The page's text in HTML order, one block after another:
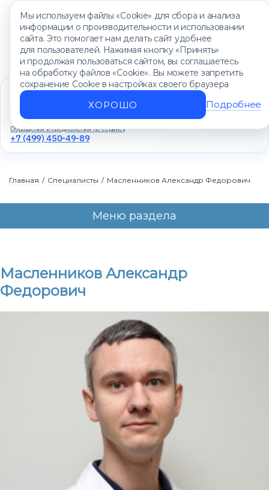
Мы используем файлы «Cookie» для сбора и анализа
информации о производительности и использовании
сайта. Это помогает нам делать сайт удобнее
для пользователей. Нажимая кнопку «Принять»
и продолжая пользоваться сайтом, вы соглашаетесь
на обработку файлов «Cookie». Вы можете запретить
сохранение Cookie в настройках своего браузера
ХОРОШО Подробнее
Единый контакт-центр
+7 (499) 450-88-89
Ежедневно с 8:00 до 20:00
Обращения и предложения по сервису
+7 (499) 450-49-89
Главная / Специалисты / Масленников Александр Федорович
Масленников Александр
Федорович
Меню раздела